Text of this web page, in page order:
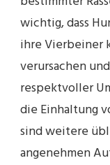
wichtig, dass
ihre Vierbeiner
verursachen
respektvoller
die Einhaltung
sind weitere
angenehmen